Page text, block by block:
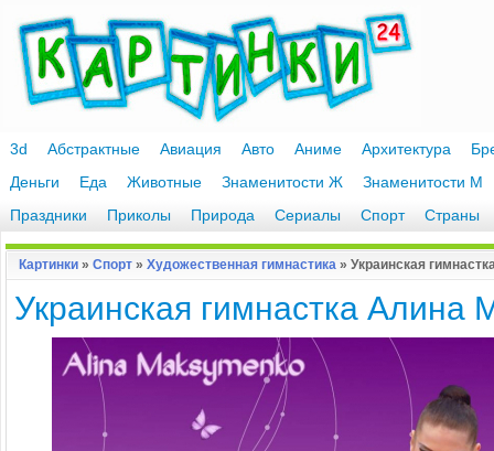
3d Абстрактные Авиация Авто Аниме Архитектура
Деньги
Еда Животные Знаменитости Ж
Знаменитости М
Праздники
Приколы Природа Сериалы Спорт Страны
Картинки » Спорт » Художественная гимнастика » Украинская
Украинская гимнастка Алина